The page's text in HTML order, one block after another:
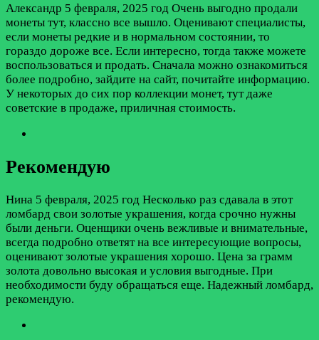
Александр 5 февраля, 2025 год Очень выгодно продали
монеты тут, классно все вышло. Оценивают специалисты,
если монеты редкие и в нормальном состоянии, то
гораздо дороже все. Если интересно, тогда также можете
воспользоваться и продать. Сначала можно ознакомиться
более подробно, зайдите на сайт, почитайте информацию.
У некоторых до сих пор коллекции монет, тут даже
советские в продаже, приличная стоимость.
Рекомендую
Нина 5 февраля, 2025 год Несколько раз сдавала в этот
ломбард свои золотые украшения, когда срочно нужны
были деньги. Оценщики очень вежливые и внимательные,
всегда подробно ответят на все интересующие вопросы,
оценивают золотые украшения хорошо. Цена за грамм
золота довольно высокая и условия выгодные. При
необходимости буду обращаться еще. Надежный ломбард,
рекомендую.